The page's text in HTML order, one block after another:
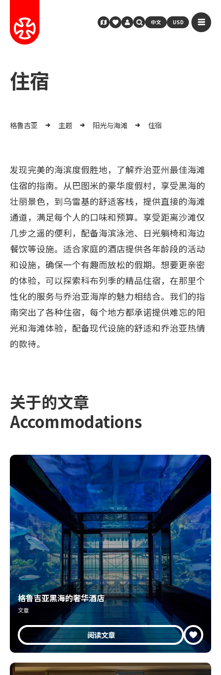
中文 USD
住宿
格鲁吉亚 主题 阳光与海滩 住宿
发现完美的海滨度假胜地，了解乔治亚州最佳海滩
住宿的指南。从巴图米的豪华度假村，享受黑海的
壮丽景色，到乌雷基的舒适客栈，提供直接的海滩
通道，满足每个人的口味和预算。享受距离沙滩仅
几步之遥的便利，配备海滨泳池、日光躺椅和海边
餐饮等设施。适合家庭的酒店提供各年龄段的活动
和设施，确保一个有趣而放松的假期。想要更亲密
的体验，可以探索科布列季的精品住宿，在那里个
性化的服务与乔治亚海岸的魅力相结合。我们的指
南突出了各种住宿，每个地方都承诺提供难忘的阳
光和海滩体验，配备现代设施的舒适和乔治亚热情
的款待。
关于的文章
Accommodations
格鲁吉亚黑海的奢华酒店
文章
阅读文章